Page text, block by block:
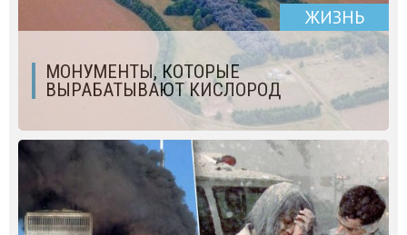
ЖИЗНЬ
МОНУМЕНТЫ, КОТОРЫЕ
ВЫРАБАТЫВАЮТ КИСЛОРОД